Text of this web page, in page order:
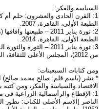
السياسة والفكر:
1: القرن الحادى والعشرون: حلم أم
الطبعة الأولى، القاهرة، 2007.
الطبعة الأولى، القاهرة، 2014.
3: ثورة يناير 2011 –
من 2012)، المجلس الأعلى للثقافة، الطبعة الأولى، القاهرة، 2014.
ومن كتابات السبعينات:
* نشر (باسم قلم: صالح محمد صالح)
الاقتصاد والسياسة والفكر، ومن
1: الإقطاع والرأسمالية
الناصر [الاسم الأصلى للكتاب: تطور